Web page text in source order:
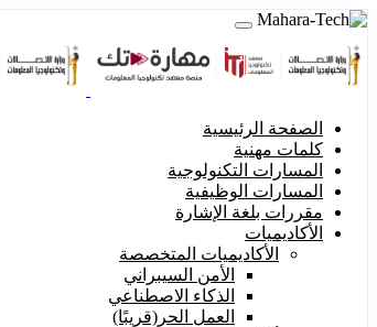
الصفحة الرئيسية
كلمات مهنية
المسارات التكنولوجية
المسارات الوظيفية
مقررات بلغة الإشارة
الأكاديميات
الأكاديميات المتخصصة
الأمن السيبراني
الذكاء الاصطناعي
العمل الحر(قريبًا)